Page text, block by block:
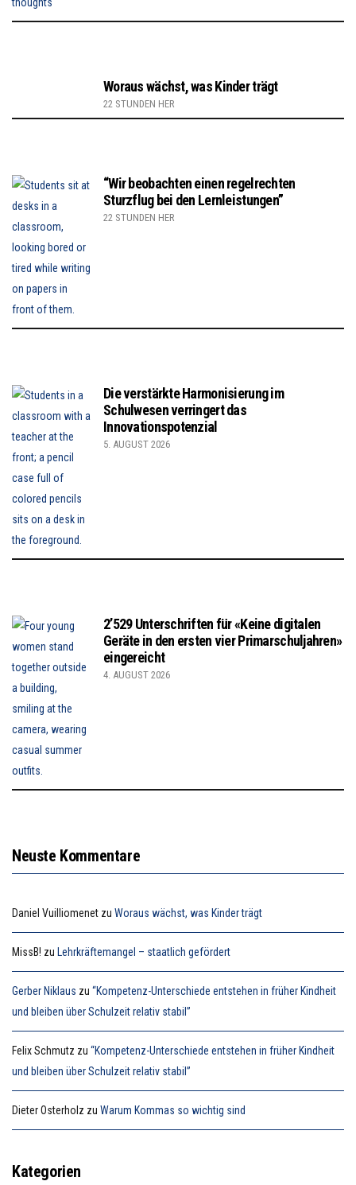
Woraus wächst, was Kinder trägt
22 STUNDEN HER
“Wir beobachten einen regelrechten
Sturzflug bei den Lernleistungen”
22 STUNDEN HER
Die verstärkte Harmonisierung im
Schulwesen verringert das
Innovationspotenzial
5. AUGUST 2026
2’529 Unterschriften für «Keine digitalen
Geräte in den ersten vier Primarschuljahren»
eingereicht
4. AUGUST 2026
Neuste Kommentare
Daniel Vuilliomenet zu Woraus wächst, was Kinder trägt
MissB! zu Lehrkräftemangel – staatlich gefördert
Gerber Niklaus zu “Kompetenz-Unterschiede entstehen in früher Kindheit
und bleiben über Schulzeit relativ stabil”
Felix Schmutz zu “Kompetenz-Unterschiede entstehen in früher Kindheit
und bleiben über Schulzeit relativ stabil”
Dieter Osterholz zu Warum Kommas so wichtig sind
Kategorien